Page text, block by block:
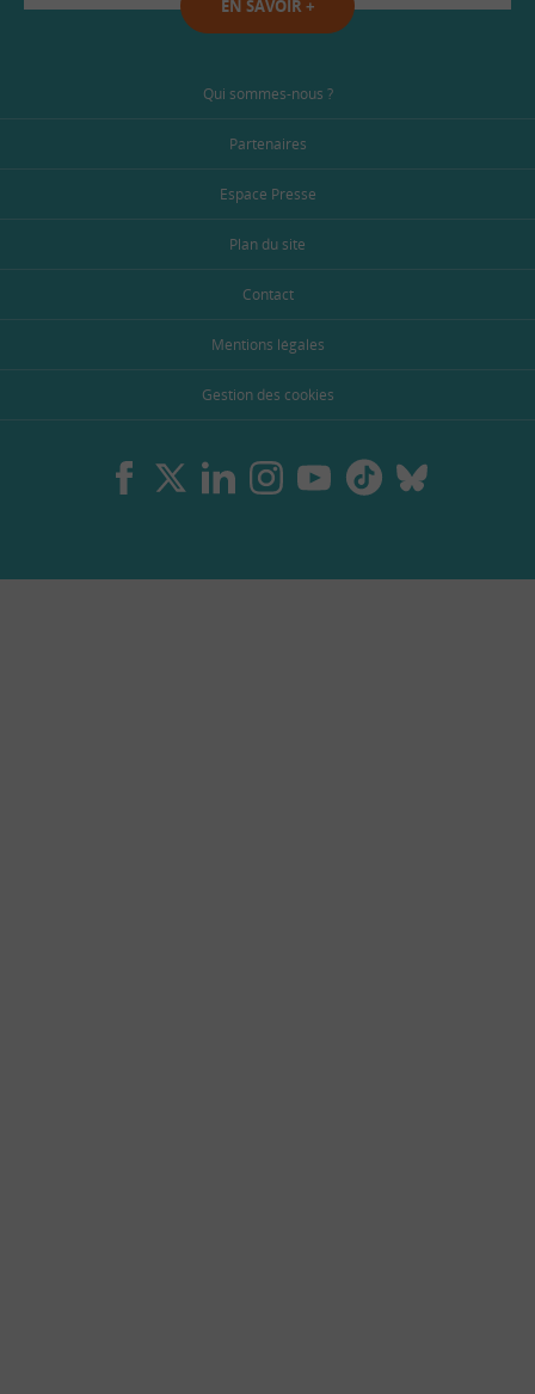
EN SAVOIR +
Qui sommes-nous ?
Partenaires
Espace Presse
Plan du site
Contact
Mentions légales
Gestion des cookies